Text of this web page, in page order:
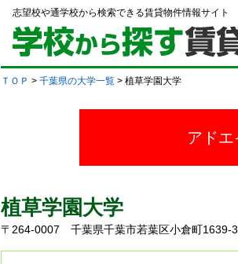
志望校や通学校から検索できる賃貸物件情報サイト
ＴＯＰ > 千葉県の大学一覧 > 植草学園大学
アドエ
植草学園大学
〒264-0007 千葉県千葉市若葉区小倉町